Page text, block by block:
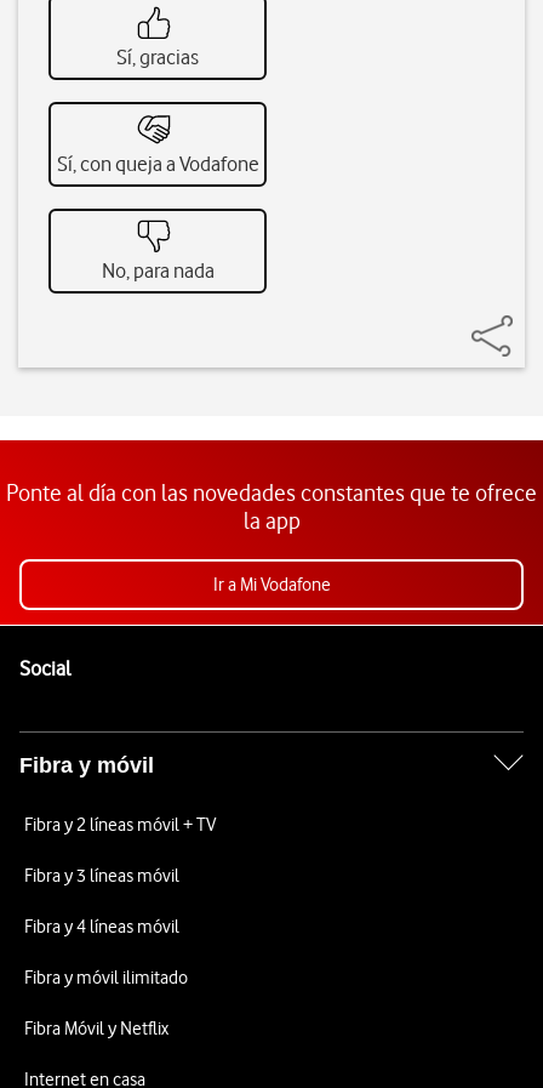
Sí, gracias
Sí, con queja a Vodafone
No, para nada
Ponte al día con las novedades constantes que te ofrece
la app
Ir a Mi Vodafone
SocialEnlaces a las redes sociales de Vodafone
Fibra y móvil
Fibra y 2 líneas móvil + TV
Fibra y 3 líneas móvil
Fibra y 4 líneas móvil
Fibra y móvil ilimitado
Fibra Móvil y Netflix
Internet en casa